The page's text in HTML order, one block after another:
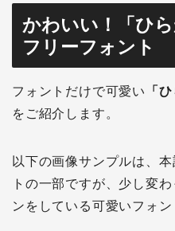
かわいい！「ひ
フリーフォント
フォントだけで可愛い 「
をご紹介します。
以下の画像サンプルは、
トの一部ですが、少し変
ンをしている可愛いフォン